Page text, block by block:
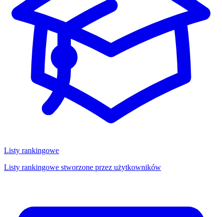
Listy rankingowe
Listy rankingowe stworzone przez użytkowników